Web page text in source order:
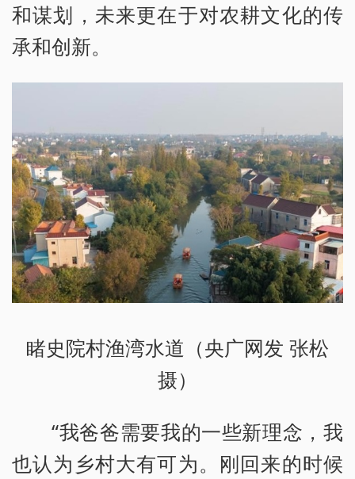
和谋划，未来更在于对农耕文化的传
承和创新。
睹史院村渔湾水道（央广网发 张松
摄）
“我爸爸需要我的一些新理念，我
也认为乡村大有可为。刚回来的时候